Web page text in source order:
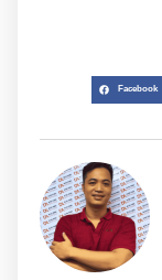
Facebook